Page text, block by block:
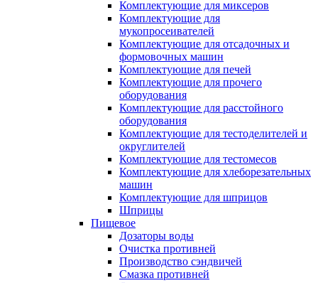
Комплектующие для миксеров
Комплектующие для
мукопросеивателей
Комплектующие для отсадочных и
формовочных машин
Комплектующие для печей
Комплектующие для прочего
оборудования
Комплектующие для расстойного
оборудования
Комплектующие для тестоделителей и
округлителей
Комплектующие для тестомесов
Комплектующие для хлеборезательных
машин
Комплектующие для шприцов
Шприцы
Пищевое
Дозаторы воды
Очистка противней
Производство сэндвичей
Смазка противней